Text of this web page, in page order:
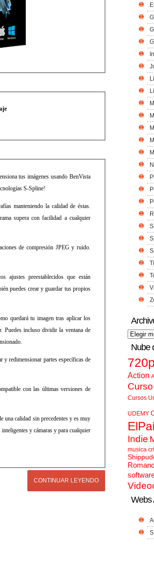
tus imágenes usando BenVista
S-Spline!
manteniendo la calidad de éstas.
supera con facilidad a cualquier
de compresión JPEG y ruido.
ajustes preestablecidos que están
puedes crear y guardar tus propios
quedará tu imagen tras aplicar los
Puedes incluso dividir la ventana de
y redimensionar partes específicas de
con las últimas versiones de
una calidad sin precedentes y es muy
y cámaras y para cualquier
CONTINUAR LEYENDO
Nube
Action
Cursos
UDEMY
Indie
musica
Webs